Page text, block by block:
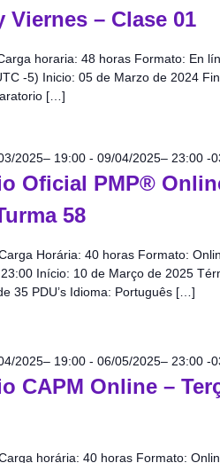
Viernes – Clase 01
horaria: 48 horas Formato: En
-5) Inicio: 05 de Marzo de 2024
[…]
Oficial PMP®
58
2025– 19:00- 09/04/2025– 23:00 -
Horária: 40 horas Formato:
Início: 10 de Março de 2025
35 PDU’s Idioma: Português […]
CAPM Online –
2025– 19:00- 06/05/2025– 23:00 -
horária: 40 horas Formato: